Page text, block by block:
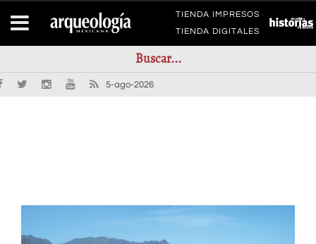
TIENDA IMPRESOS
TIENDA DIGITALES
5-ago-2026